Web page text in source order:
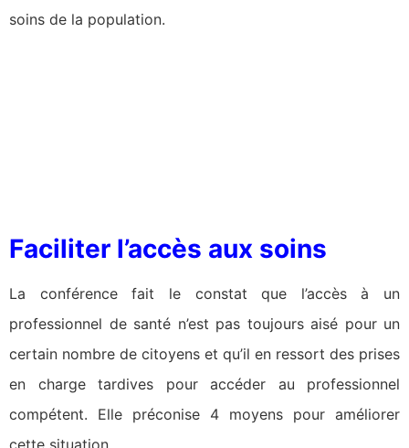
soins de la population.
Faciliter l’accès aux soins
La conférence fait le constat que l’accès à un
professionnel de santé n’est pas toujours aisé pour un
certain nombre de citoyens et qu’il en ressort des prises
en charge tardives pour accéder au professionnel
compétent. Elle préconise 4 moyens pour améliorer